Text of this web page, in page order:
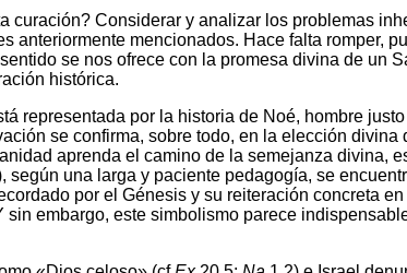
curación? Considerar y analizar los problemas
anteriormente mencionados. Hace falta
se nos ofrece con la promesa divina de un
histórica.
representada por la historia de Noé, hombre
se confirma, sobre todo, en la elección
aprenda el camino de la semejanza divina,
según una larga y paciente pedagogía, se
por el Génesis y su reiteración concreta
embargo, este simbolismo parece